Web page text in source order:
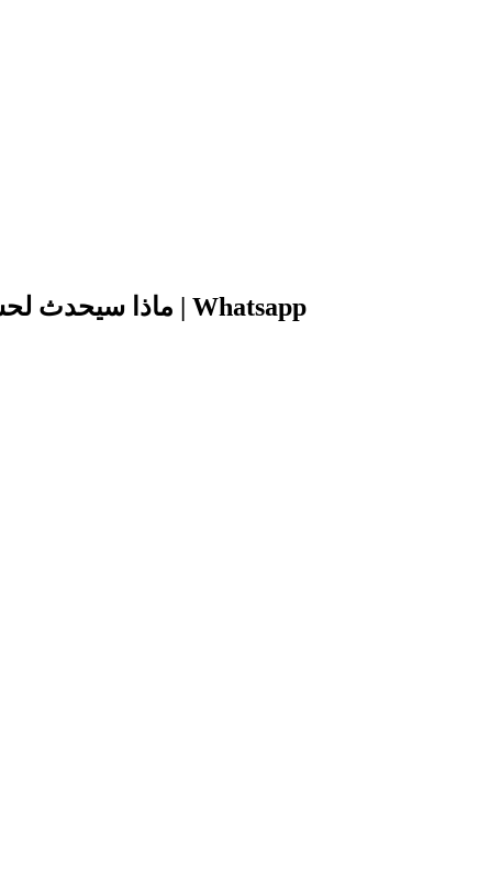
ماذا سيحدث لحساب واتساب إذا لم توافق علي سياسات الخصوصية بحلول 15 مايو القادم …؟ واتساب تُجيب | Whatsapp